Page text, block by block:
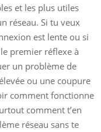
et les plus utiles
réseau. Si tu veux
est lente ou si
premier réflexe à
un problème de
ou une coupure
comment fonctionne
comment t’en
réseau sans te